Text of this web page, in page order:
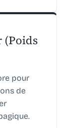
(Poids
pour
de